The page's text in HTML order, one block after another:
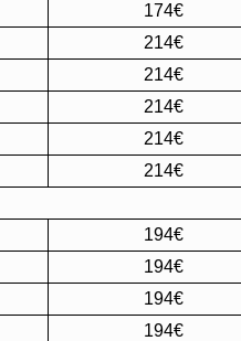
174€
214€
214€
214€
214€
214€
194€
194€
194€
194€